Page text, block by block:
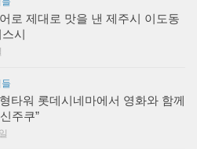
로 제대로 맛을 낸 제주시 이도동
시
타워 롯데시네마에서 영화와 함께
주쿠”